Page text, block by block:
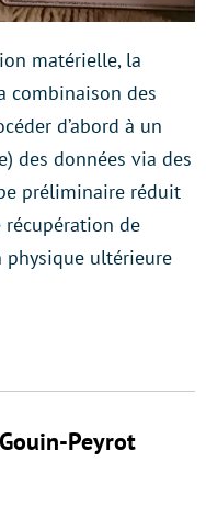
matérielle, la
combinaison des
d’abord à un
des données via des
préliminaire réduit
de
physique ultérieure
Peyrot